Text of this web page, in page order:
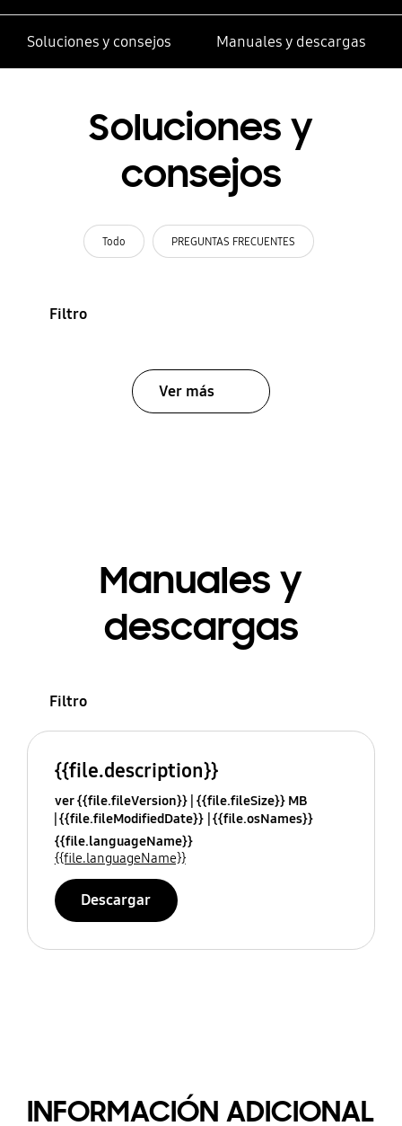
Soluciones y consejos Manuales y descargas
Soluciones y
consejos
Todo PREGUNTAS FRECUENTES
Filtro
Ver más
Manuales y
descargas
Filtro
{{file.description}}
ver {{file.fileVersion}} {{file.fileSize}} MB
{{file.fileModifiedDate}} {{file.osNames}}
{{file.languageName}}
{{file.languageName}}
Descargar
INFORMACIÓN ADICIONAL